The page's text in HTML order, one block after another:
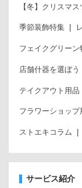
【冬】クリスマ
季節装飾特集
フェイクグリーン
店舗什器を選ぼう
テイクアウト用品
フラワーショップ
ストエキコラム
サービス紹介